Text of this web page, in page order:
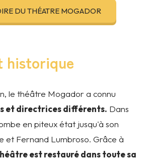
DU THÉATRE MOGADOR
historique
le théâtre Mogador a connu
et directrices différents. Dans
en piteux état jusqu'à son
et Fernand Lumbroso. Grâce à
est restauré dans toute sa